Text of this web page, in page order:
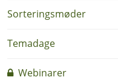
Sorteringsmøder
Temadage
Webinarer